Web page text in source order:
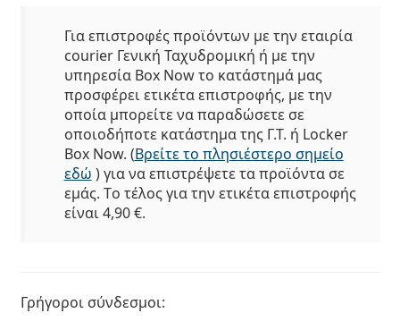
Για επιστροφές προϊόντων με την εταιρία
courier Γενική Ταχυδρομική ή με την
υπηρεσία Box Now το κατάστημά μας
προσφέρει ετικέτα επιστροφής, με την
οποία μπορείτε να παραδώσετε σε
οποιοδήποτε κατάστημα της Γ.Τ. ή Locker
Box Now. (Βρείτε το πλησιέστερο σημείο
εδώ ) για να επιστρέψετε τα προϊόντα σε
εμάς. Tο τέλος για την ετικέτα επιστροφής
είναι 4,90 €.
Γρήγοροι σύνδεσμοι: